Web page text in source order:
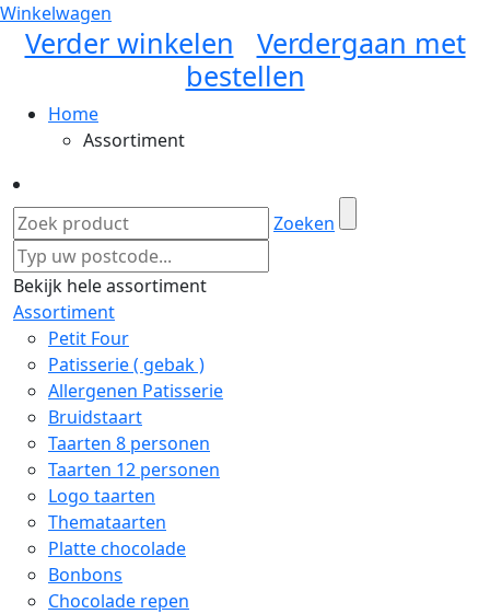
Winkelwagen
Verder winkelen
Verdergaan met
bestellen
Home
Assortiment
Zoeken
Bekijk hele assortiment
Assortiment
Petit Four
Patisserie ( gebak )
Allergenen Patisserie
Bruidstaart
Taarten 8 personen
Taarten 12 personen
Logo taarten
Themataarten
Platte chocolade
Bonbons
Chocolade repen